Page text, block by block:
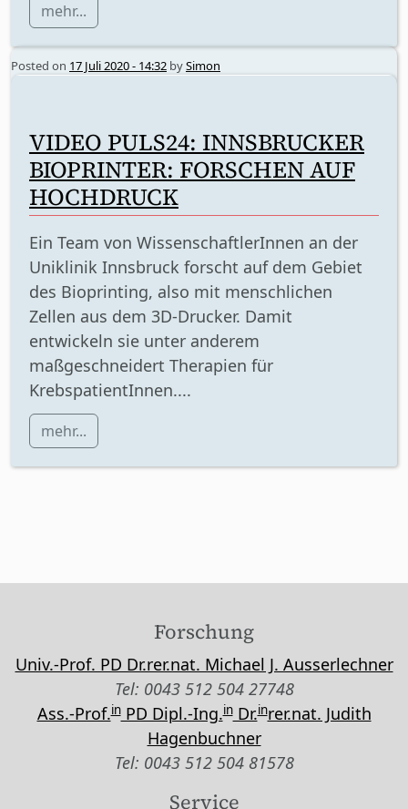
mehr...
Posted on 17 Juli 2020 - 14:32 bySimon
VIDEO PULS24: INNSBRUCKER
BIOPRINTER: FORSCHEN AUF
HOCHDRUCK
Ein Team von WissenschaftlerInnen an der
Uniklinik Innsbruck forscht auf dem Gebiet
des Bioprinting, also mit menschlichen
Zellen aus dem 3D-Drucker. Damit
entwickeln sie unter anderem
maßgeschneidert Therapien für
KrebspatientInnen....
mehr...
Forschung
Univ.-Prof. PD Dr.rer.nat. Michael J. Ausserlechner
Tel: 0043 512 504 27748
Ass.-Prof.inPD Dipl.-Ing.inDr.inrer.nat. Judith
Hagenbuchner
Tel: 0043 512 504 81578
Service